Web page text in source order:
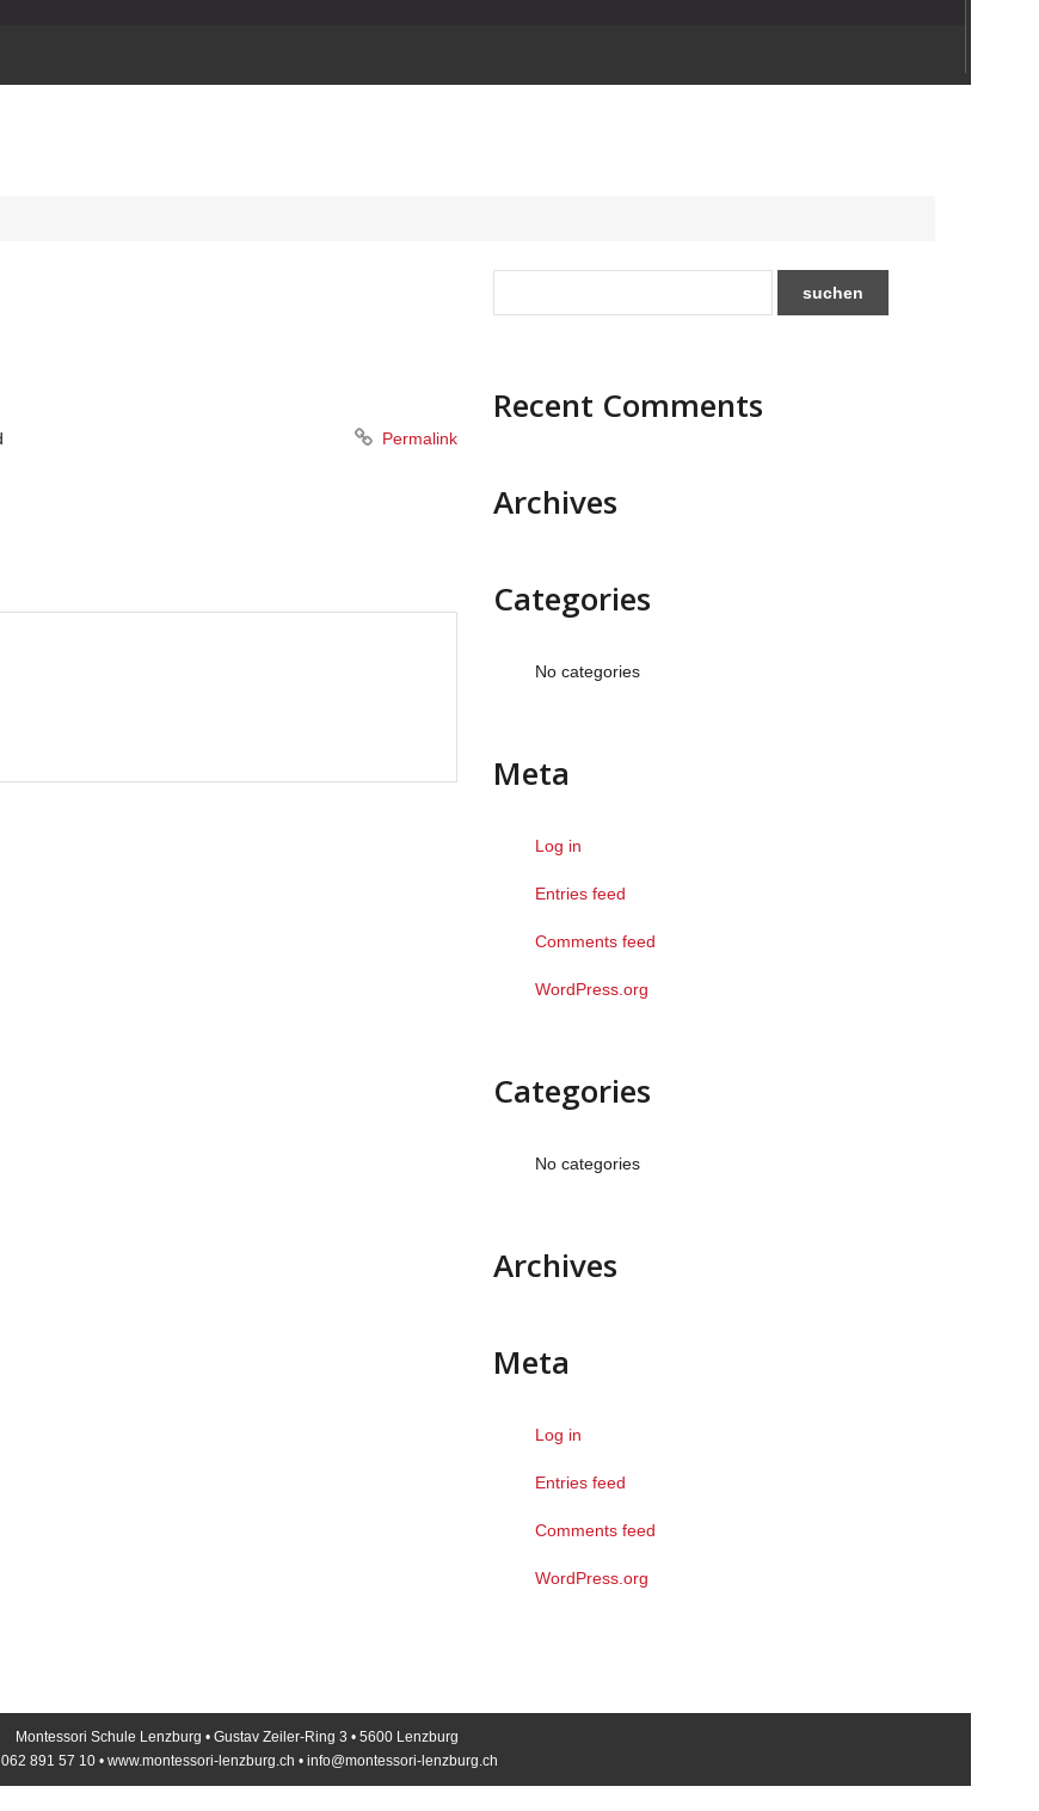
Permalink
Recent Comments
Archives
Categories
No categories
Meta
Log in
Entries feed
Comments feed
WordPress.org
Categories
No categories
Archives
Meta
Log in
Entries feed
Comments feed
WordPress.org
Montessori Schule Lenzburg • Gustav Zeiler-Ring 3 • 5600 Lenzburg
891 57 10 • www.montessori-lenzburg.ch • info@montessori-lenzburg.ch